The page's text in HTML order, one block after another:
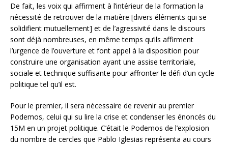
De fait, les voix qui affirment à l’intérieur de la formation la
nécessité de retrouver de la matière [divers éléments qui se
solidifient mutuellement] et de l’agressivité dans le discours
sont déjà nombreuses, en même temps qu’ils affirment
l’urgence de l’ouverture et font appel à la disposition pour
construire une organisation ayant une assise territoriale,
sociale et technique suffisante pour affronter le défi d’un cycle
politique tel qu’il est.
Pour le premier, il sera nécessaire de revenir au premier
Podemos, celui qui su lire la crise et condenser les énoncés du
15M en un projet politique. C’était le Podemos de l’explosion
du nombre de cercles que Pablo Iglesias représenta au cours